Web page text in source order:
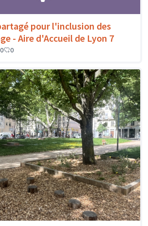
pour l'inclusion des
- Aire d'Accueil de Lyon 7
0 0